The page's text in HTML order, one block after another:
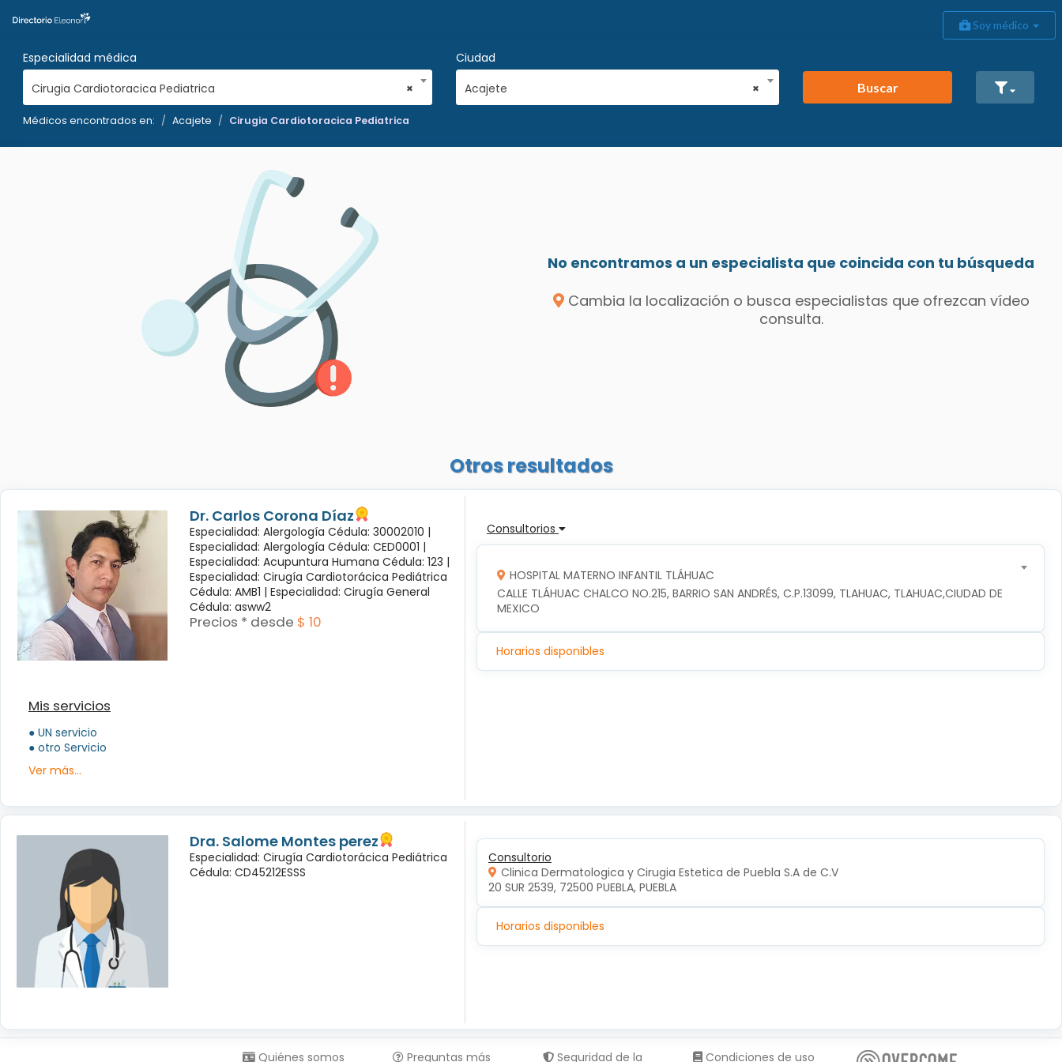
Soy médico
Especialidad médica
×
Cirugia Cardiotoracica Pediatrica
Ciudad
×
Acajete Buscar
Médicos encontrados en: Acajete Cirugia Cardiotoracica Pediatrica
No encontramos a un especialista que coincida con tu búsqueda
Cambia la localización o busca especialistas que ofrezcan vídeo
consulta.
Otros resultados
Dr. Carlos Corona Díaz
Especialidad: Alergología Cédula: 30002010 |
Especialidad: Alergología Cédula: CED0001 |
Especialidad: Acupuntura Humana Cédula: 123 |
Especialidad: Cirugía Cardiotorácica Pediátrica
Cédula: AMB1 | Especialidad: Cirugía General
Cédula: asww2
Precios * desde $ 10
Mis servicios
● UN servicio
● otro Servicio
Ver más...
Consultorios
HOSPITAL MATERNO INFANTIL TLÁHUAC
CALLE TLÁHUAC CHALCO NO.215, BARRIO SAN ANDRÉS, C.P.13099, TLAHUAC, TLAHUAC,CIUDAD DE
MEXICO
Horarios disponibles
Dra. Salome Montes perez
Especialidad: Cirugía Cardiotorácica Pediátrica
Cédula: CD45212ESSS
Consultorio
Clinica Dermatologica y Cirugia Estetica de Puebla S.A de C.V
20 SUR 2539, 72500 PUEBLA, PUEBLA
Horarios disponibles
Quiénes somos Preguntas más Seguridad de la Condiciones de uso